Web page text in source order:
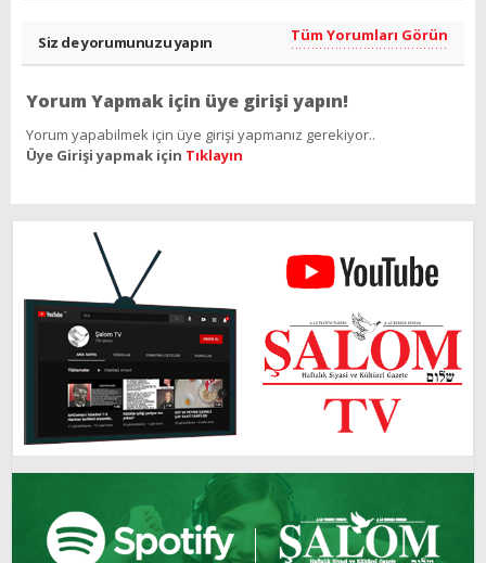
Siz de yorumunuzu yapın Tüm Yorumları Görün
Yorum Yapmak için üye girişi yapın!
Yorum yapabilmek için üye girişi yapmanız gerekiyor..
Üye Girişi yapmak için Tıklayın